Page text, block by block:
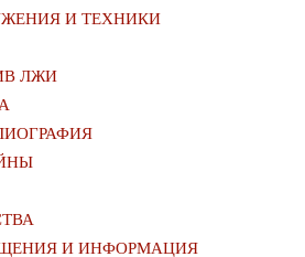
И ТЕХНИКИ
ЛЖИ
И ИНФОРМАЦИЯ